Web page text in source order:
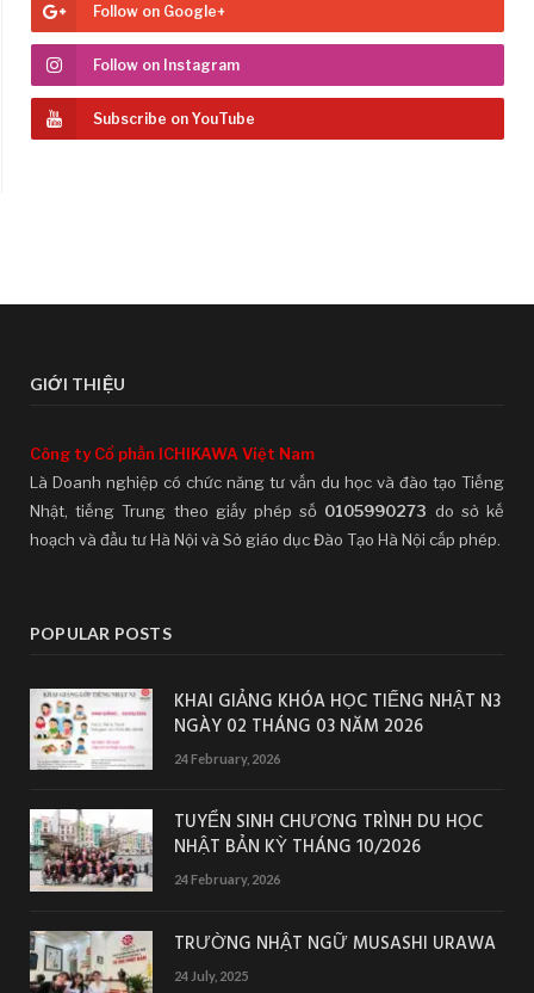
Follow on Google+
Follow on Instagram
Subscribe on YouTube
GIỚI THIỆU
Công ty Cổ phần ICHIKAWA Việt Nam
Là Doanh nghiệp có chức năng tư vấn du học và đào tạo Tiếng
Nhật, tiếng Trung theo giấy phép số 0105990273 do sở kế
hoạch và đầu tư Hà Nội và Sở giáo dục Đào Tạo Hà Nội cấp phép.
POPULAR POSTS
KHAI GIẢNG KHÓA HỌC TIẾNG NHẬT N3
NGÀY 02 THÁNG 03 NĂM 2026
24 February, 2026
TUYỂN SINH CHƯƠNG TRÌNH DU HỌC
NHẬT BẢN KỲ THÁNG 10/2026
24 February, 2026
TRƯỜNG NHẬT NGỮ MUSASHI URAWA
24 July, 2025